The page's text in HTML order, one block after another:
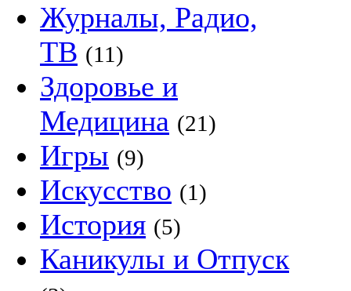
Журналы, Радио,
ТВ (11)
Здоровье и
Медицина (21)
Игры (9)
Искусство (1)
История (5)
Каникулы и Отпуск